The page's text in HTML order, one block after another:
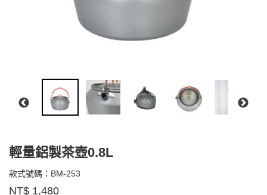
輕量鋁製茶壺0.8L
款式號碼： BM-253
NT$ 1,480